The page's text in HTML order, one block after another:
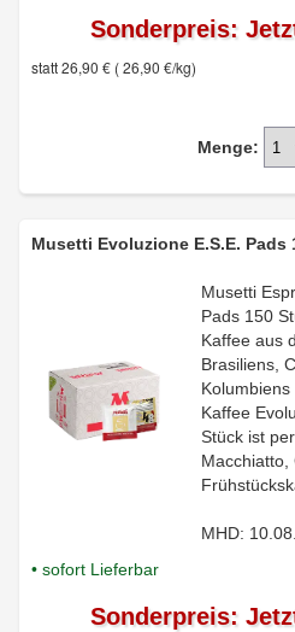
Sonderpreis:
statt 26,90 € ( 26,90 €/kg)
Menge:
Musetti Evoluzione E.S.E. Pads
Musetti
Pads 150
Kaffee aus
Brasiliens,
Kaffee
Stück ist
Macchiatto,
MHD:
• sofort Lieferbar
Sonderpreis: